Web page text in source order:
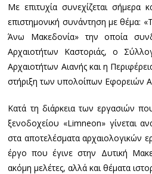
Με επιτυχία συνεχίζεται σήμερα
επιστημονική συνάντηση με θέμα:
Άνω Μακεδονία» την οποία
Αρχαιοτήτων Καστοριάς, ο
Αρχαιοτήτων Αιανής και η
στήριξη των υπολοίπων Εφορειών
Κατά τη διάρκεια των εργασιών
ξενοδοχείου «Limneon» γίνεται
στα αποτελέσματα αρχαιολογικών
έργο που έγινε στην Δυτική
ακόμη μελέτες, αλλά και θέματα